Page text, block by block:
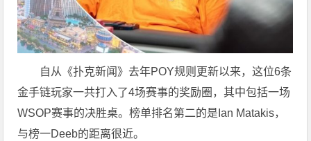
自从《扑克新闻》去年POY规则更新以来，这位6条
金手链玩家一共打入了4场赛事的奖励圈，其中包括一场
WSOP赛事的决胜桌。榜单排名第二的是Ian Matakis，
与榜一Deeb的距离很近。